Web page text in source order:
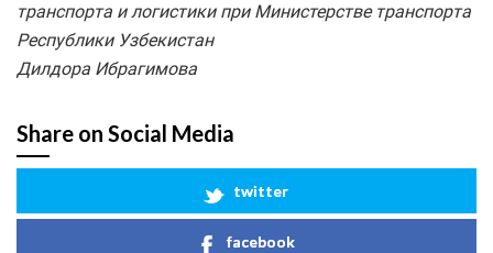
транспорта и логистики при Министерстве транспорта
Республики Узбекистан
Дилдора Ибрагимова
Share on Social Media
twitter
facebook